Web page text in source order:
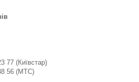
77 (Київстар)
56 (МТС)